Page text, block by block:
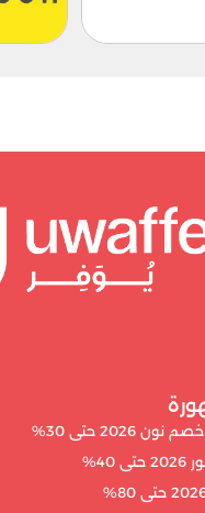
2026 حتى 30%